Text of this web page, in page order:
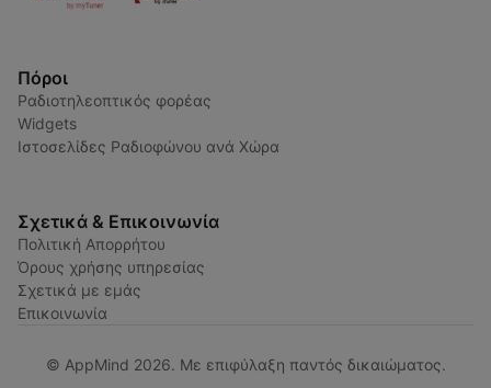
Πόροι
Ραδιοτηλεοπτικός φορέας
Widgets
Ιστοσελίδες Ραδιοφώνου ανά Χώρα
Σχετικά & Επικοινωνία
Πολιτική Απορρήτου
Όρους χρήσης υπηρεσίας
Σχετικά με εμάς
Επικοινωνία
© AppMind 2026. Με επιφύλαξη παντός δικαιώματος.